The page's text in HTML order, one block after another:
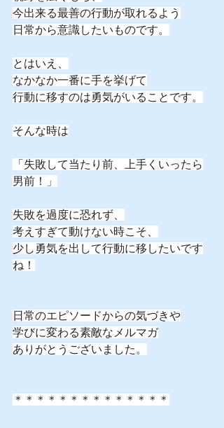
今出来る最善の行動が取れるよう
日常から意識したいものです。
とはいえ、
なかなか一番に手を挙げて
行動に移すのは勇気がいることです。
そんな時は
「失敗して当たり前、上手くいったら
男前！」
失敗を過度に恐れず、
考えすぎて動けない時こそ、
少し勇気を出して行動に移したいです
ね！
日常のエピソードからの気づきや
学びに変わる素敵なメルマガ
ありがとうございました。
＊＊＊＊＊＊＊＊＊＊＊＊＊＊